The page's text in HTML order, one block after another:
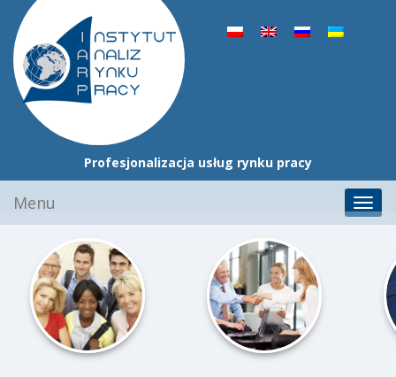
Profesjonalizacja usług rynku pracy
treści
Menu